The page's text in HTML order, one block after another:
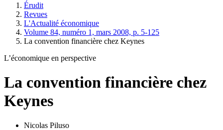
Érudit
Revues
L'Actualité économique
Volume 84, numéro 1, mars 2008, p. 5-125
La convention financière chez Keynes
L’économique en perspective
La convention financière chez
Keynes
Nicolas Piluso